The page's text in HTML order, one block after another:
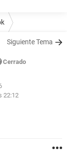
Siguiente Tema
Cerrado
22:12